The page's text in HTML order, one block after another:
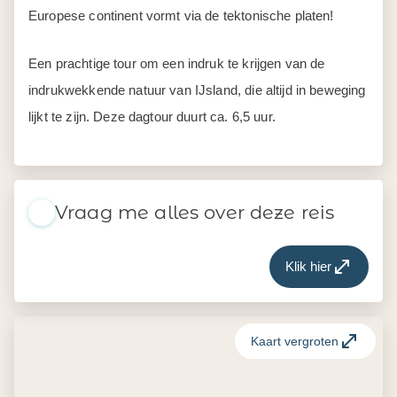
Europese continent vormt via de tektonische platen!
Een prachtige tour om een indruk te krijgen van de
indrukwekkende natuur van IJsland, die altijd in beweging
lijkt te zijn. Deze dagtour duurt ca. 6,5 uur.
Vraag me alles over deze reis
Klik hier
Kaart vergroten